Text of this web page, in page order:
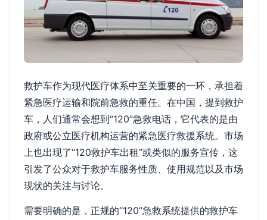
救护车作为现代医疗体系中至关重要的一环，承担着
紧急医疗运输和院前急救的重任。在中国，提到救护
车，人们通常会想到“120”急救电话，它代表的是由
政府或公立医疗机构运营的紧急医疗救援系统。市场
上也出现了“120救护车出租”或类似的服务宣传，这
引发了公众对于救护车服务性质、使用规范以及市场
现状的关注与讨论。
需要明确的是，正规的“120”急救系统提供的救护车